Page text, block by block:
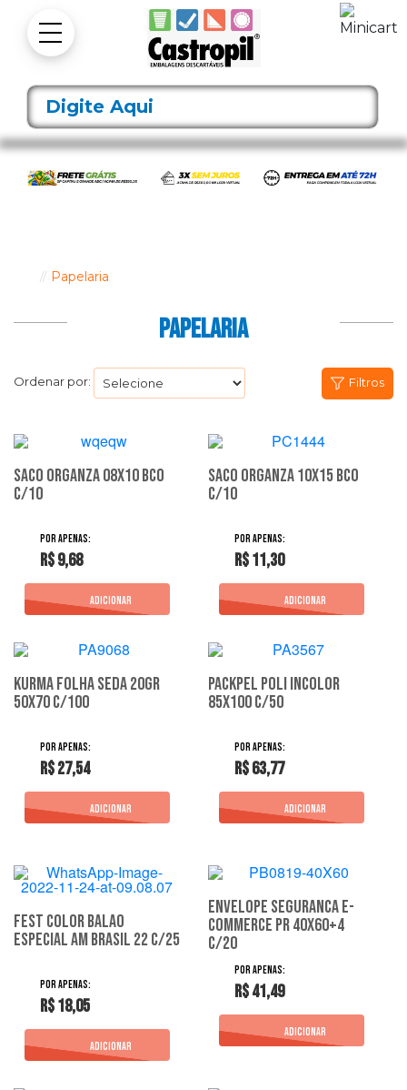
Papelaria
PAPELARIA
Filtros
Ordenar por:
Saco Organza 08X10 Bco
C/10
R$ 9,68
Saco Organza 10X15 Bco
C/10
R$ 11,30
Kurma Folha Seda 20Gr
50X70 C/100
R$ 27,54
Packpel Poli Incolor
85X100 C/50
R$ 63,77
Fest Color Balao
Especial Am Brasil 22 C/25
R$ 18,05
Envelope Seguranca E-
Commerce Pr 40X60+4
C/20
R$ 41,49